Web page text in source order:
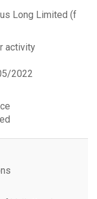
Long Limited (f
activity
2022